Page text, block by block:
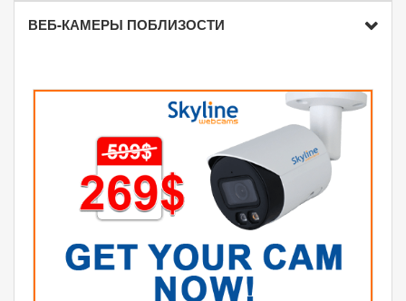
ВЕБ-КАМЕРЫ ПОБЛИЗОСТИ